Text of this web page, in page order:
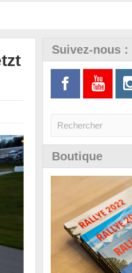
Suivez-nous :
Boutique